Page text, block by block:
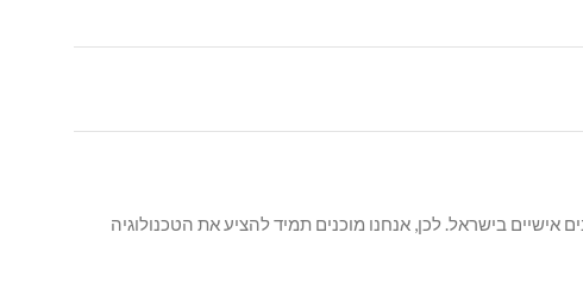
בישראל. לכן, אנחנו מוכנים תמיד להציע את הטכנולוגיה